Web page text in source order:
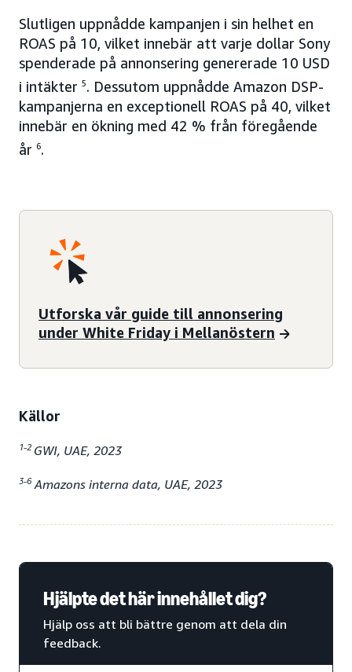
Slutligen uppnådde kampanjen i sin helhet en
ROAS på 10, vilket innebär att varje dollar Sony
spenderade på annonsering genererade 10 USD
i intäkter 5. Dessutom uppnådde Amazon DSP-
kampanjerna en exceptionell ROAS på 40, vilket
innebär en ökning med 42 % från föregående
år 6.
Utforska vår guide till annonsering
under White Friday i Mellanöstern
Källor
1-2 GWI, UAE, 2023
3-6 Amazons interna data, UAE, 2023
Hjälpte det här innehållet dig?
Hjälp oss att bli bättre genom att dela din
feedback.